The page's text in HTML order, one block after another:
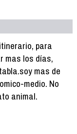
para
mas los días,
mas de
medio. No
animal.